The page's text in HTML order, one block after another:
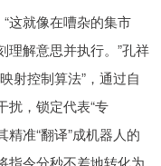
这就像在嘈杂的集市
理解意思并执行。”孔祥
射控制算法”，通过自
扰，锁定代表“专
精准“翻译”成机器人的
指令分秒不差地转化为